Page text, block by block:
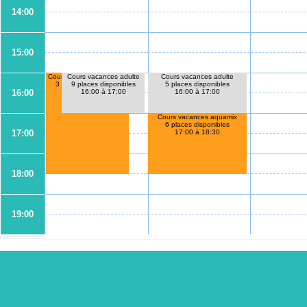
14:00
15:00
16:00
17:00
18:00
19:00
Cours vacances aquamix
3 places disponibles
16:00 à 18:30
Cours vacances adulte
9 places disponibles
16:00 à 17:00
Cours vacances adulte
5 places disponibles
16:00 à 17:00
Cours vacances aquamix
6 places disponibles
17:00 à 18:30